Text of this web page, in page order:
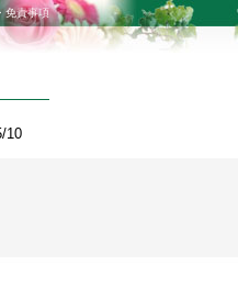
免責事項
10